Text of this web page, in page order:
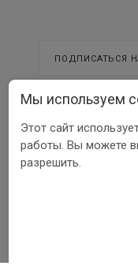
ПОДПИСАТЬСЯ
Линии":
Мы используем
Этот сайт
работы. Вы можете
разрешить.